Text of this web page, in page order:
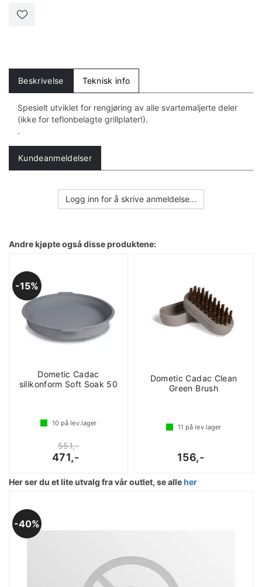
Beskrivelse Teknisk info
Spesielt utviklet for rengjøring av alle svartemaljerte deler
(ikke for teflonbelagte grillplater!).
.
Kundeanmeldelser
Logg inn for å skrive anmeldelse...
Andre kjøpte også disse produktene:
15%
Dometic Cadac
silikonform Soft Soak 50
10 på lev.lager
551,-
471,-
Dometic Cadac Clean
Green Brush
11 på lev.lager
156,-
Her ser du et lite utvalg fra vår outlet, se alleher
40%